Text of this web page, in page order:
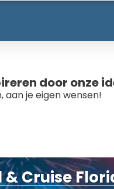
door onze
aan je eigen wensen!
& Cruise